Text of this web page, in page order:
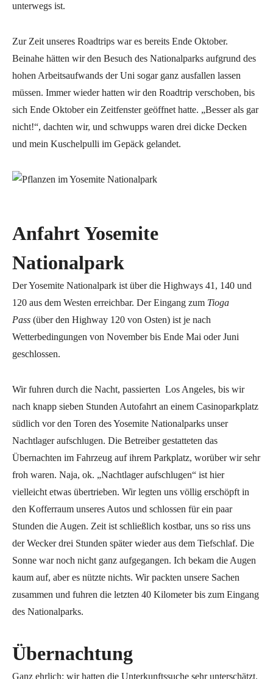
unterwegs ist.
Zur Zeit unseres Roadtrips war es bereits Ende Oktober.
Beinahe hätten wir den Besuch des Nationalparks aufgrund des
hohen Arbeitsaufwands der Uni sogar ganz ausfallen lassen
müssen. Immer wieder hatten wir den Roadtrip verschoben, bis
sich Ende Oktober ein Zeitfenster geöffnet hatte. „Besser als gar
nicht!“, dachten wir, und schwupps waren drei dicke Decken
und mein Kuschelpulli im Gepäck gelandet.
Anfahrt Yosemite
Nationalpark
Der Yosemite Nationalpark ist über die Highways 41, 140 und
120 aus dem Westen erreichbar. Der Eingang zum Tioga
Pass (über den Highway 120 von Osten) ist je nach
Wetterbedingungen von November bis Ende Mai oder Juni
geschlossen.
Wir fuhren durch die Nacht, passierten Los Angeles, bis wir
nach knapp sieben Stunden Autofahrt an einem Casinoparkplatz
südlich vor den Toren des Yosemite Nationalparks unser
Nachtlager aufschlugen. Die Betreiber gestatteten das
Übernachten im Fahrzeug auf ihrem Parkplatz, worüber wir sehr
froh waren. Naja, ok. „Nachtlager aufschlugen“ ist hier
vielleicht etwas übertrieben. Wir legten uns völlig erschöpft in
den Kofferraum unseres Autos und schlossen für ein paar
Stunden die Augen. Zeit ist schließlich kostbar, uns so riss uns
der Wecker drei Stunden später wieder aus dem Tiefschlaf. Die
Sonne war noch nicht ganz aufgegangen. Ich bekam die Augen
kaum auf, aber es nützte nichts. Wir packten unsere Sachen
zusammen und fuhren die letzten 40 Kilometer bis zum Eingang
des Nationalparks.
Übernachtung
Ganz ehrlich: wir hatten die Unterkunftssuche sehr unterschätzt.